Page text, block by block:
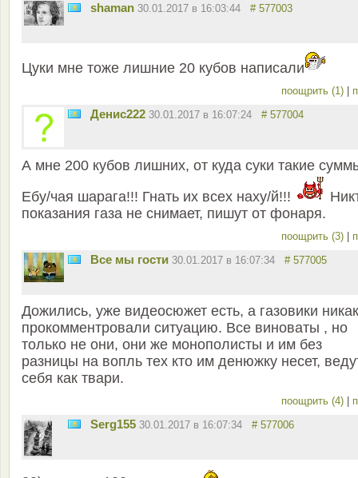
shaman 30.01.2017 в 16:03:44 # 577003
Цуки мне тоже лишние 20 кубов написали
поощрить (1) |
Денис222 30.01.2017 в 16:07:24 # 577004
А мне 200 кубов лишних, от куда суки такие
Ебу/чая шарага!!! Гнать их всех наху/й!!!
показания газа не снимает, пишут от фонаря.
поощрить (3) |
Все мы гости 30.01.2017 в 16:07:34 # 577005
Дожились, уже видеосюжет есть, а газовики
прокомментровали ситуацию. Все виноваты , но
только не они, они же монополисты и им без
разницы на вопль тех кто им денюжку несет,
себя как твари.
поощрить (4) |
Serg155 30.01.2017 в 16:07:34 # 577006